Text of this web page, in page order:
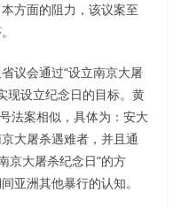
方面的阻力，该议案至
议会通过“设立南京大屠
现设立纪念日的目标。黄
法案相似，具体为：安大
大屠杀遇难者，并且通
京大屠杀纪念日”的方
亚洲其他暴行的认知。